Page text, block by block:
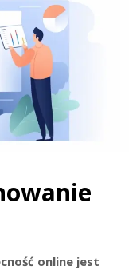
online jest